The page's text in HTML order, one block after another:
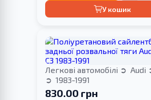
У кошик
Легкові автомобілі Audi
1983-1991
830.00 грн